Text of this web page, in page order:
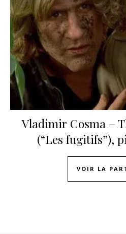
Vladimir Cosma –
(“Les fugitifs”),
VOIR LA